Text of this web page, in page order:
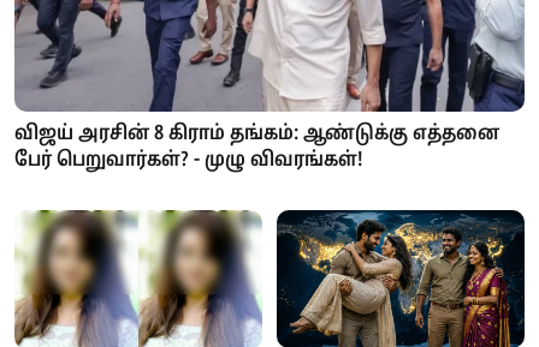
விஜய் அரசின் 8 கிராம் தங்கம்: ஆண்டுக்கு எத்தனை
பேர் பெறுவார்கள்? - முழு விவரங்கள்!